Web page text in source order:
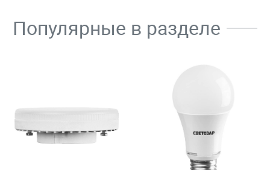
Популярные в разделе